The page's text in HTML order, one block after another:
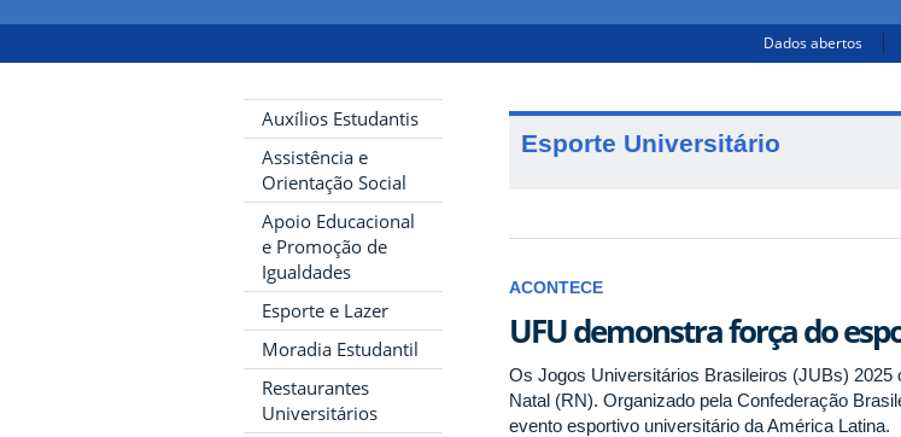
Dados abertos
Auxílios Estudantis
Assistência e
Orientação Social
Apoio Educacional
e Promoção de
Igualdades
Esporte e Lazer
Moradia Estudantil
Restaurantes
Universitários
Esporte Universitário
ACONTECE
UFU demonstra força do
Os Jogos Universitários Brasileiros (JUBs) 2025
Natal (RN). Organizado pela Confederação
evento esportivo universitário da América Latina.